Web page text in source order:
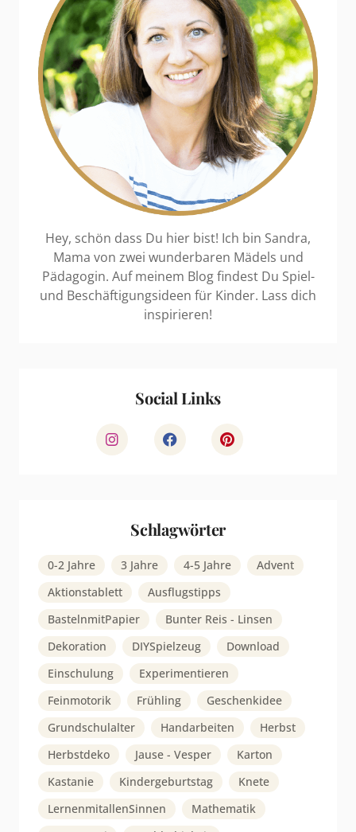
Hey, schön dass Du hier bist! Ich bin Sandra,
Mama von zwei wunderbaren Mädels und
Pädagogin. Auf meinem Blog findest Du Spiel-
und Beschäftigungsideen für Kinder. Lass dich
inspirieren!
Social Links
Schlagwörter
0-2 Jahre 3 Jahre 4-5 Jahre
Advent
Aktionstablett
Ausflugstipps
BastelnmitPapier
Bunter Reis - Linsen
Dekoration
DIYSpielzeug
Download
Einschulung
Experimentieren
Feinmotorik
Frühling
Geschenkidee
Grundschulalter
Handarbeiten
Herbst
Herbstdeko
Jause - Vesper
Karton
Kastanie
Kindergeburtstag
Knete
LernenmitallenSinnen
Mathematik